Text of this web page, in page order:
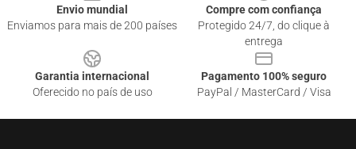
Envio mundial
Enviamos para mais de 200 países
Compre com confiança
Protegido 24/7, do clique à
entrega
Garantia internacional
Oferecido no país de uso
Pagamento 100% seguro
PayPal / MasterCard / Visa